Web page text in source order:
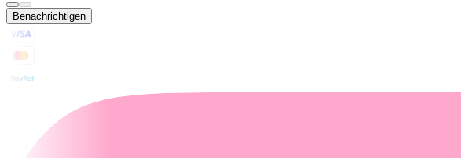
Benachrichtigen